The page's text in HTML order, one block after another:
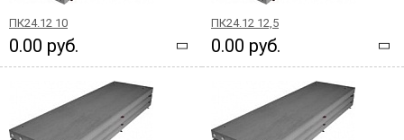
ПК24.12 10
0.00 руб.
ПК24.12 12,5
0.00 руб.